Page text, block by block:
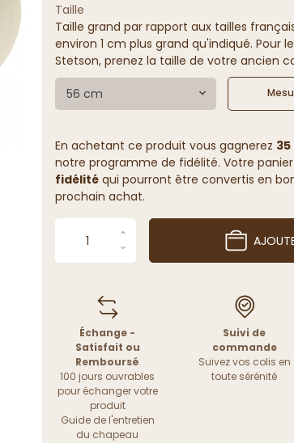
Taille
Taille grand par rapport aux tailles
environ 1 cm plus grand qu'indiqué. Pour
Stetson, prenez la taille de votre ancien
56 cm
En achetant ce produit vous gagnerez
notre programme de fidélité. Votre
fidélitéqui pourront être convertis en
prochain achat.
Échange -
Satisfait ou
Remboursé
100 jours ouvrables
pour échanger votre
produit
Guide de l'entretien
du chapeau
Suivi de
commande
Suivez vos colis en
toute sérénité